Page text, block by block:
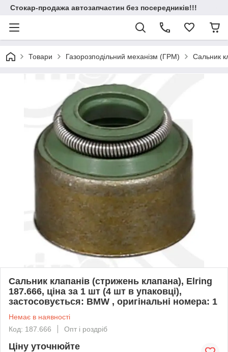
Стокар-продажа автозапчастин без посередників!!!
Товари Газорозподільний механізм (ГРМ) Сальник
Cальник клапанів (стрижень клапана), Elring
187.666, ціна за 1 шт (4 шт в упаковці),
застосовується: BMW , оригінальні номера: 1
Немає в наявності
Код: 187.666
Опт і роздріб
Ціну уточнюйте